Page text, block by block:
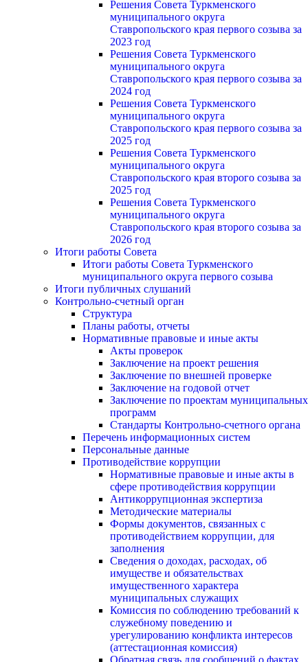
Решения Совета Туркменского
муниципального округа
Ставропольского края первого созыва за
2023 год
Решения Совета Туркменского
муниципального округа
Ставропольского края первого созыва за
2024 год
Решения Совета Туркменского
муниципального округа
Ставропольского края первого созыва за
2025 год
Решения Совета Туркменского
муниципального округа
Ставропольского края второго созыва за
2025 год
Решения Совета Туркменского
муниципального округа
Ставропольского края второго созыва за
2026 год
Итоги работы Совета
Итоги работы Совета Туркменского
муниципального округа первого созыва
Итоги публичных слушаний
Контрольно-счетный орган
Структура
Планы работы, отчеты
Нормативные правовые и иные акты
Акты проверок
Заключение на проект решения
Заключение по внешней проверке
Заключение на годовой отчет
Заключение по проектам муниципальных
программ
Стандарты Контрольно-счетного органа
Перечень информационных систем
Персональные данные
Противодействие коррупции
Нормативные правовые и иные акты в
сфере противодействия коррупции
Антикоррупционная экспертиза
Методические материалы
Формы документов, связанных с
противодействием коррупции, для
заполнения
Сведения о доходах, расходах, об
имуществе и обязательствах
имущественного характера
муниципальных служащих
Комиссия по соблюдению требований к
служебному поведению и
урегулированию конфликта интересов
(аттестационная комиссия)
Обратная связь для сообщений о фактах